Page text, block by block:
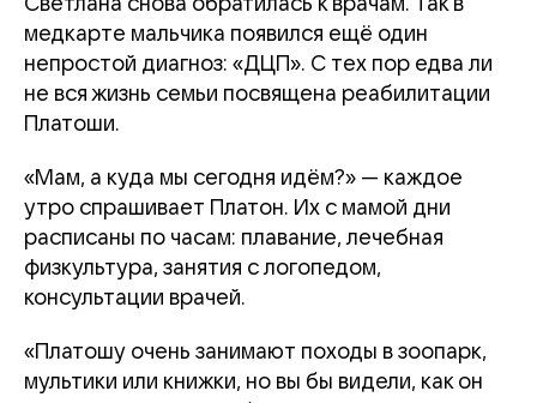
Светлана снова обратилась к врачам. Так в
медкарте мальчика появился ещё один
непростой диагноз: «ДЦП». С тех пор едва ли
не вся жизнь семьи посвящена реабилитации
Платоши.
«Мам, а куда мы сегодня идём?» — каждое
утро спрашивает Платон. Их с мамой дни
расписаны по часам: плавание, лечебная
физкультура, занятия с логопедом,
консультации врачей.
«Платошу очень занимают походы в зоопарк,
мультики или книжки, но вы бы видели, как он